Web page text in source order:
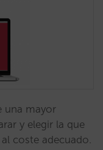
una mayor
y elegir la que
coste adecuado.